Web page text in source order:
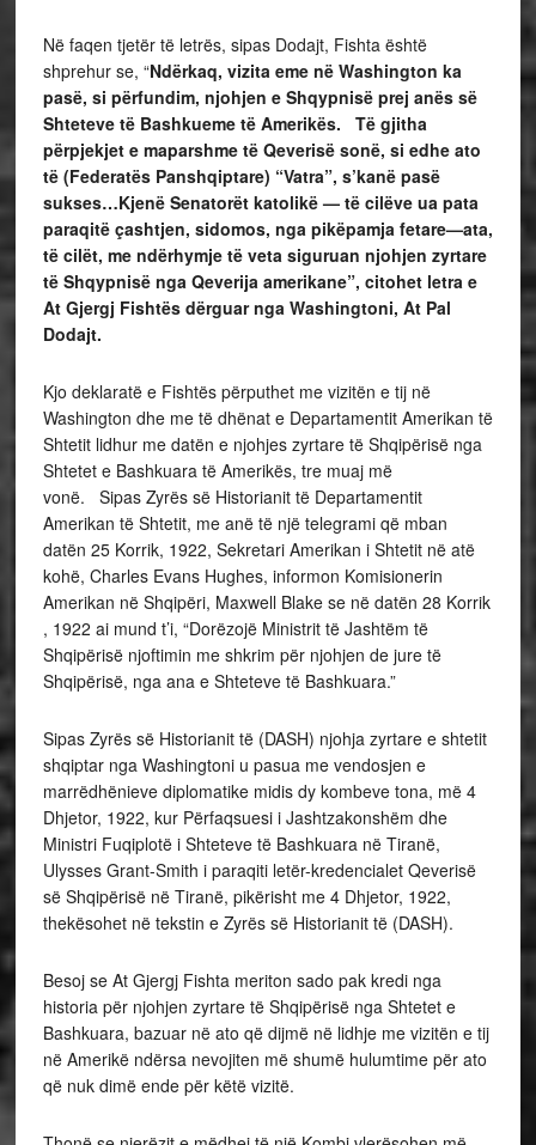
Në faqen tjetër të letrës, sipas Dodajt, Fishta është
shprehur se, “Ndërkaq, vizita eme në Washington ka
pasë, si përfundim, njohjen e Shqypnisë prej anës së
Shteteve të Bashkueme të Amerikës. Të gjitha
përpjekjet e maparshme të Qeverisë sonë, si edhe ato
të (Federatës Panshqiptare) “Vatra”, s’kanë pasë
sukses…Kjenë Senatorët katolikë — të cilëve ua pata
paraqitë çashtjen, sidomos, nga pikëpamja fetare—ata,
të cilët, me ndërhymje të veta siguruan njohjen zyrtare
të Shqypnisë nga Qeverija amerikane”, citohet letra e
At Gjergj Fishtës dërguar nga Washingtoni, At Pal
Dodajt.
Kjo deklaratë e Fishtës përputhet me vizitën e tij në
Washington dhe me të dhënat e Departamentit Amerikan të
Shtetit lidhur me datën e njohjes zyrtare të Shqipërisë nga
Shtetet e Bashkuara të Amerikës, tre muaj më
vonë. Sipas Zyrës së Historianit të Departamentit
Amerikan të Shtetit, me anë të një telegrami që mban
datën 25 Korrik, 1922, Sekretari Amerikan i Shtetit në atë
kohë, Charles Evans Hughes, informon Komisionerin
Amerikan në Shqipëri, Maxwell Blake se në datën 28 Korrik
, 1922 ai mund t’i, “Dorëzojë Ministrit të Jashtëm të
Shqipërisë njoftimin me shkrim për njohjen de jure të
Shqipërisë, nga ana e Shteteve të Bashkuara.”
Sipas Zyrës së Historianit të (DASH) njohja zyrtare e shtetit
shqiptar nga Washingtoni u pasua me vendosjen e
marrëdhënieve diplomatike midis dy kombeve tona, më 4
Dhjetor, 1922, kur Përfaqsuesi i Jashtzakonshëm dhe
Ministri Fuqiplotë i Shteteve të Bashkuara në Tiranë,
Ulysses Grant-Smith i paraqiti letër-kredencialet Qeverisë
së Shqipërisë në Tiranë, pikërisht me 4 Dhjetor, 1922,
thekësohet në tekstin e Zyrës së Historianit të (DASH).
Besoj se At Gjergj Fishta meriton sado pak kredi nga
historia për njohjen zyrtare të Shqipërisë nga Shtetet e
Bashkuara, bazuar në ato që dijmë në lidhje me vizitën e tij
në Amerikë ndërsa nevojiten më shumë hulumtime për ato
që nuk dimë ende për këtë vizitë.